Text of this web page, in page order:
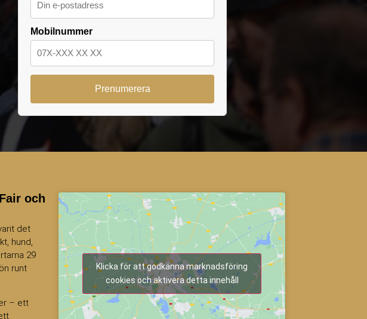
Mobilnummer
och
det
hund,
29
runt
– ett
Klicka för att godkänna marknadsföring
cookies och aktivera detta innehåll